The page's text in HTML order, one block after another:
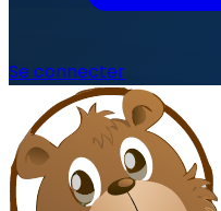
Se connecter